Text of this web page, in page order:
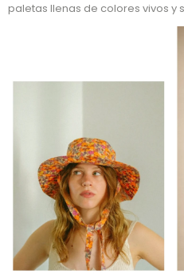
paletas llenas de colores vivos y